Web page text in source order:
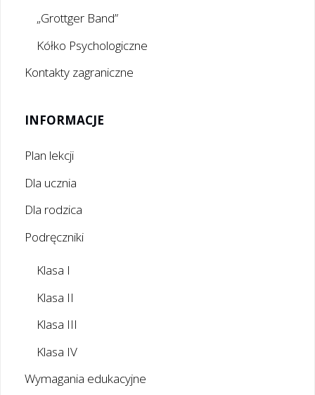
„Grottger Band”
Kółko Psychologiczne
Kontakty zagraniczne
INFORMACJE
Plan lekcji
Dla ucznia
Dla rodzica
Podręczniki
Klasa I
Klasa II
Klasa III
Klasa IV
Wymagania edukacyjne